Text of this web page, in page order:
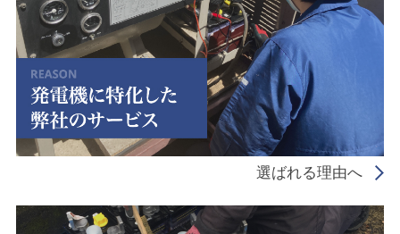
選ばれる理由へ